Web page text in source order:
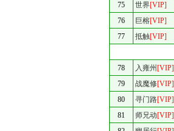
75
世界[VIP]
76
巨榕[VIP]
77
抵触[VIP]
78
入雍州 [VIP]
79
战魔修[VIP]
80
寻门路[VIP]
81
师兄动[VIP]